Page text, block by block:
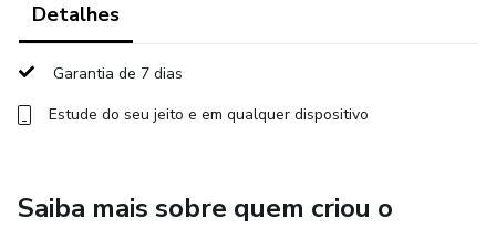
Detalhes
Garantia de 7 dias
Estude do seu jeito e em qualquer dispositivo
Saiba mais sobre quem criou o